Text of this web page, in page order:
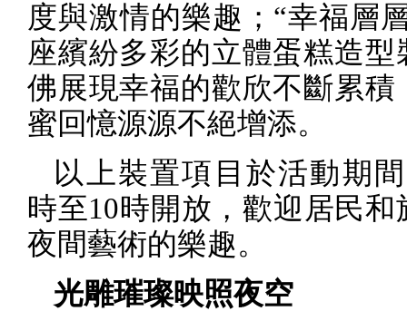
度與激情的樂趣；“幸福層
座繽紛多彩的立體蛋糕造型
佛展現幸福的歡欣不斷累積
蜜回憶源源不絕增添。
以上裝置項目於活動期
時至10時開放，歡迎居民和
夜間藝術的樂趣。
光雕璀璨映照夜空